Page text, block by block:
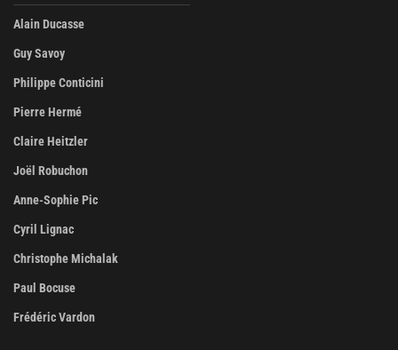
Alain Ducasse
Guy Savoy
Philippe Conticini
Pierre Hermé
Claire Heitzler
Joël Robuchon
Anne-Sophie Pic
Cyril Lignac
Christophe Michalak
Paul Bocuse
Frédéric Vardon